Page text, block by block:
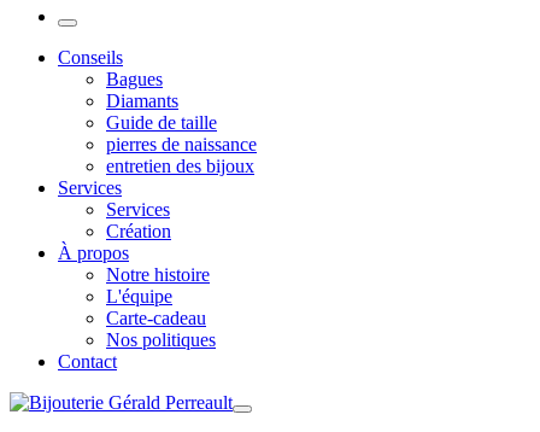
Conseils
Bagues
Diamants
Guide de taille
pierres de naissance
entretien des bijoux
Services
Services
Création
À propos
Notre histoire
L'équipe
Carte-cadeau
Nos politiques
Contact